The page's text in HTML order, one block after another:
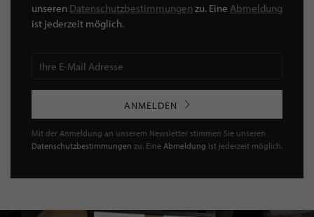
unseren Datenschutzbestimmungen zu. Eine Abmeldung
ist jederzeit möglich.
ANMELDEN
Mit der Anmeldung an unserem Newsletter stimmen Sie unseren
Datenschutzbestimmungen zu. Eine Abmeldung ist jederzeit möglich.